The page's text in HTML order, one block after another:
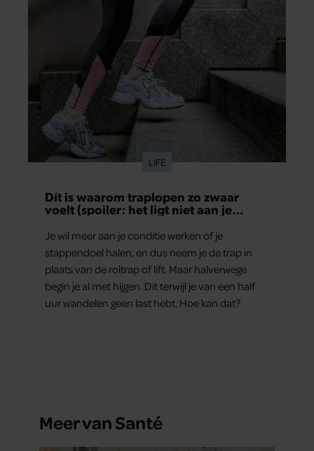
LIFE
Dít is waarom traplopen zo zwaar
voelt (spoiler: het ligt niet aan je
Je wil meer aan je conditie werken of je
stappendoel halen, en dus neem je de trap in
plaats van de roltrap of lift. Maar halverwege
begin je al met hijgen. Dit terwijl je van een half
uur wandelen geen last hebt. Hoe kan dat?
Meer van Santé